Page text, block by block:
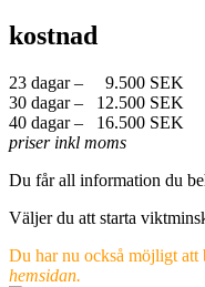
kostnad
23 dagar – 9.500 SEK
30 dagar – 12.500 SEK
40 dagar – 16.500 SEK
priser inkl moms
Du får all information du
Väljer du att starta
Du har nu också möjligt att
hemsidan.